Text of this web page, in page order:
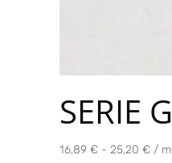
SERIE
16,89 € - 25,20 € /